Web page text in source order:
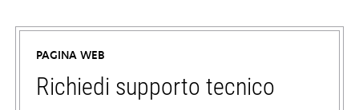
PAGINA WEB
Richiedi supporto tecnico